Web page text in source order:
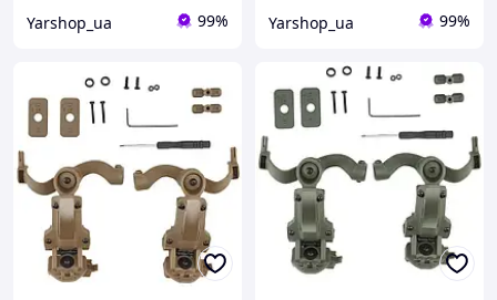
Yarshop_ua 99% Yarshop_ua 99%